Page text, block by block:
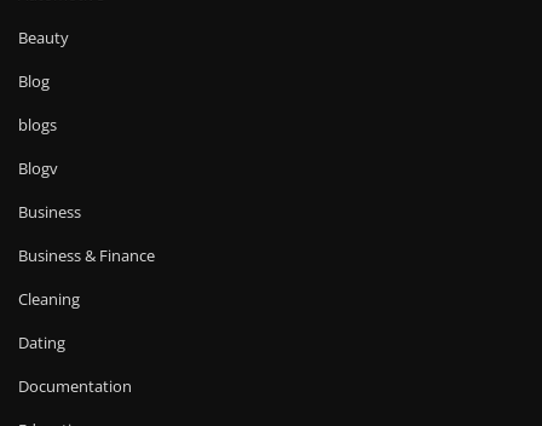
Beauty
Blog
blogs
Blogv
Business
Business & Finance
Cleaning
Dating
Documentation